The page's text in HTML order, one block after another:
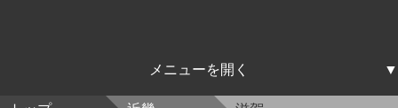
北海道東北
関東
中部
近畿
中国四国
九州沖縄